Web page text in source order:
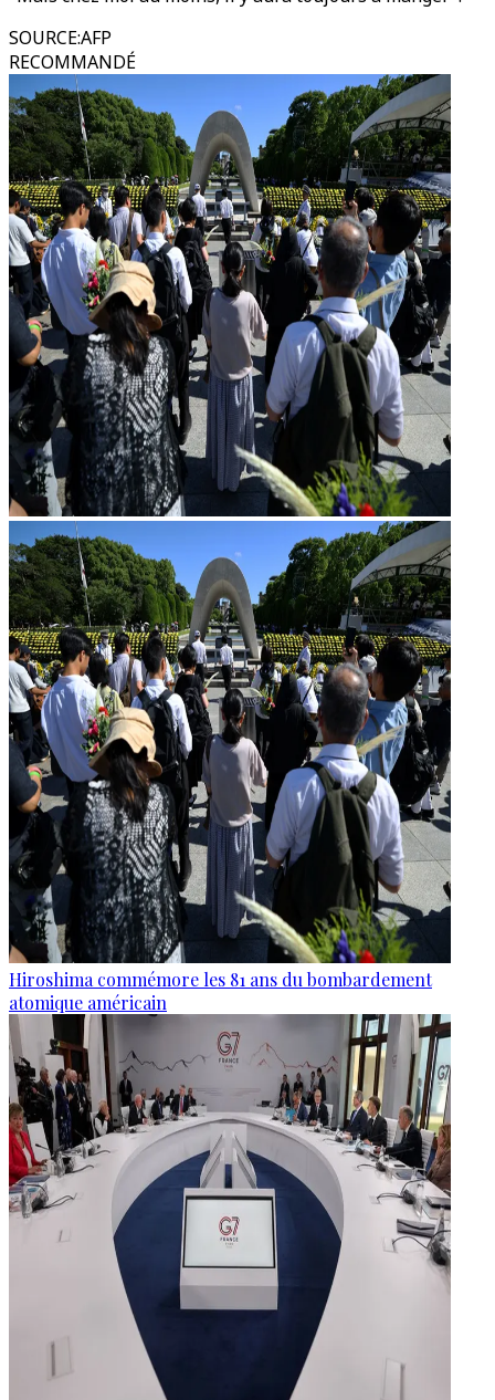
SOURCE:AFP
RECOMMANDÉ
Hiroshima commémore les 81 ans du bombardement
atomique américain